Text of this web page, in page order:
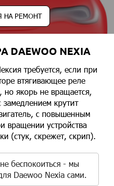
НА РЕМОНТ
DAEWOO NEXIA
требуется, если при
втягивающее реле
но якорь не вращается,
крутит
с повышенным
вращении устройства
(стук, скрежет, скрип).
беспокоиться - мы
Daewoo Nexia сами.